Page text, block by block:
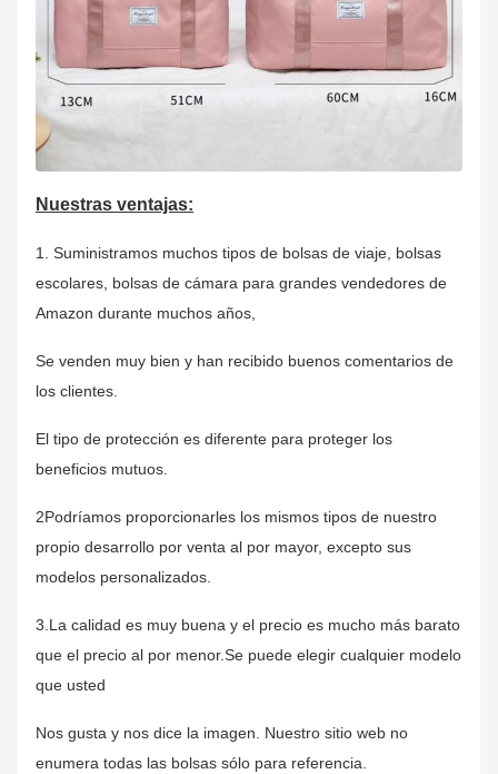
Nuestras ventajas:
1. Suministramos muchos tipos de bolsas de viaje, bolsas
escolares, bolsas de cámara para grandes vendedores de
Amazon durante muchos años,
Se venden muy bien y han recibido buenos comentarios de
los clientes.
El tipo de protección es diferente para proteger los
beneficios mutuos.
2Podríamos proporcionarles los mismos tipos de nuestro
propio desarrollo por venta al por mayor, excepto sus
modelos personalizados.
3.La calidad es muy buena y el precio es mucho más barato
que el precio al por menor.Se puede elegir cualquier modelo
que usted
Nos gusta y nos dice la imagen. Nuestro sitio web no
enumera todas las bolsas sólo para referencia.